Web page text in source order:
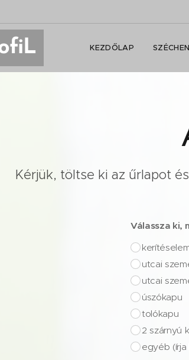
KEZDŐLAP
Kérjük, töltse ki az űrlapot
Válassza ki,
utcai
utcai
úszókapu
tolókapu
2 szárnyú
egyéb